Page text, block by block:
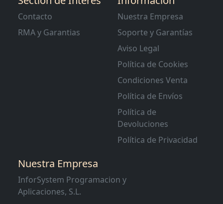
Contacto
RMA y Garantias
Nuestra Empresa
Soporte y Garantías
Aviso Legal
Política de Cookies
Condiciones Venta
Política de Envíos
Política de
Devoluciones
Política de Privacidad
Nuestra Empresa
InforSystem Programacion y
Aplicaciones, S.L.